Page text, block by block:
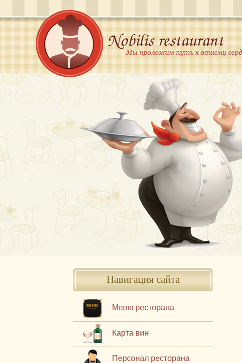
Навигация сайта
Меню ресторана
Карта вин
Персонал ресторана